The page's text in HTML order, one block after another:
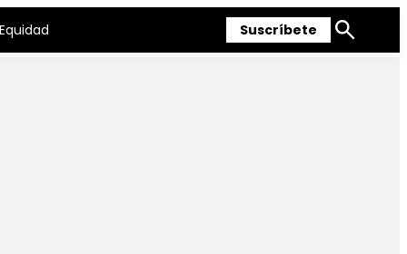
Equidad Suscríbete
Mostrar